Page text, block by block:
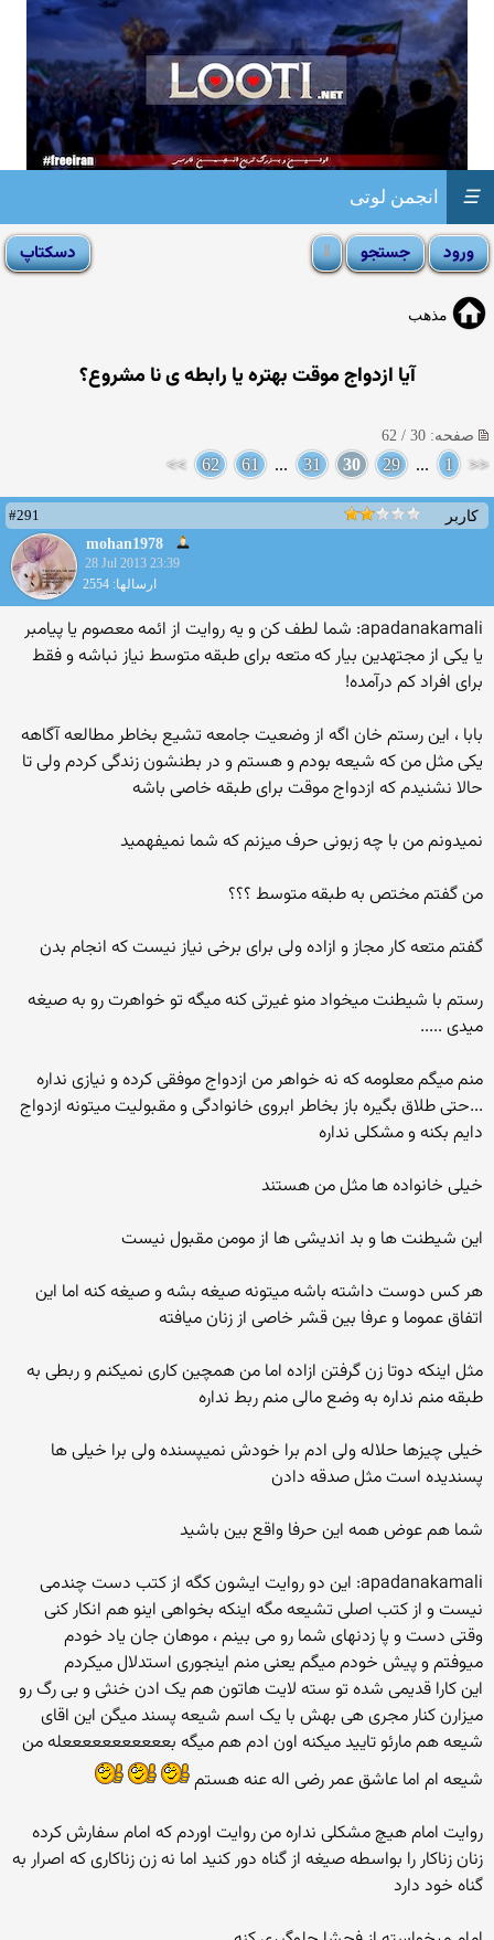
انجمن لوتی ☰
مذهب
آیا ازدواج موقت بهتره یا رابطه ی نا مشروع؟
صفحه: 30 / 62
<<
1
...
29
30
31
...
61
62
>>
کاربر
#291
mohan1978
28 Jul 2013 23:39
ارسالها: 2554
apadanakamali: شما لطف کن و یه روایت از ائمه معصوم یا پیامبر
یا یکی از مجتهدین بیار که متعه برای طبقه متوسط نیاز نباشه و فقط
برای افراد کم درآمده!
بابا ، این رستم خان اگه از وضعیت جامعه تشیع بخاطر مطالعه آگاهه
یکی مثل من که شیعه بودم و هستم و در بطنشون زندگی کردم ولی تا
حالا نشنیدم که ازدواج موقت برای طبقه خاصی باشه
نمیدونم من با چه زبونی حرف میزنم که شما نمیفهمید
من گفتم مختص به طبقه متوسط ؟؟؟
گفتم متعه کار مجاز و ازاده ولی برای برخی نیاز نیست که انجام بدن
رستم با شیطنت میخواد منو غیرتی کنه میگه تو خواهرت رو به صیغه
میدی .....
منم میگم معلومه که نه خواهر من ازدواج موفقی کرده و نیازی نداره
...حتی طلاق بگیره باز بخاطر ابروی خانوادگی و مقبولیت میتونه ازدواج
دایم بکنه و مشکلی نداره
خیلی خانواده ها مثل من هستند
این شیطنت ها و بد اندیشی ها از مومن مقبول نیست
هر کس دوست داشته باشه میتونه صیغه بشه و صیغه کنه اما این
اتفاق عموما و عرفا بین قشر خاصی از زنان میافته
مثل اینکه دوتا زن گرفتن ازاده اما من همچین کاری نمیکنم و ربطی به
طبقه منم نداره به وضع مالی منم ربط نداره
خیلی چیزها حلاله ولی ادم برا خودش نمیپسنده ولی برا خیلی ها
پسندیده است مثل صدقه دادن
شما هم عوض همه این حرفا واقع بین باشید
apadanakamali: این دو روایت ایشون کگه از کتب دست چندمی
نیست و از کتب اصلی تشیعه مگه اینکه بخواهی اینو هم انکار کنی
وقتی دست و پا زدنهای شما رو می بینم ، موهان جان یاد خودم
میوفتم و پیش خودم میگم یعنی منم اینجوری استدلال میکردم
این کارا قدیمی شده تو سته لایت هاتون هم یک ادن خنثی و بی رگ رو
میزارن کنار مجری هی بهش با یک اسم شیعه پسند میگن این اقای
شیعه هم مارئو تایید میکنه اون ادم هم میگه بعععععععععععله من
شیعه ام اما عاشق عمر رضی اله عنه هستم
روایت امام هیچ مشکلی نداره من روایت اوردم که امام سفارش کرده
زنان زناکار را بواسطه صیغه از گناه دور کنید اما نه زن زناکاری که اصرار به
گناه خود دارد